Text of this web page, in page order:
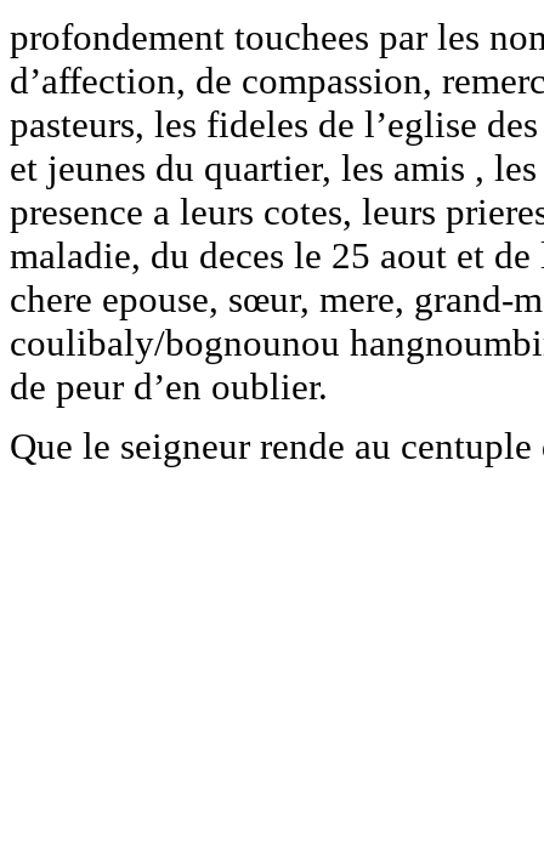
profondement touchees par les
d’affection, de compassion,
pasteurs, les fideles de l’eglise
et jeunes du quartier, les amis ,
presence a leurs cotes, leurs
maladie, du deces le 25 aout et
chere epouse, sœur, mere, grand-
coulibaly/bognounou
de peur d’en oublier.
Que le seigneur rende au